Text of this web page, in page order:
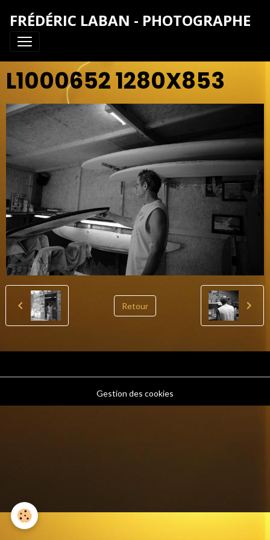
FRÉDÉRIC LABAN - PHOTOGRAPHE
L1000652 1280X853
Retour
Gestion des cookies